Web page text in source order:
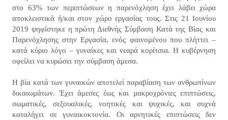
στο 63% των περιπτώσεων η παρενόχληση έχει λάβει χώρα
αποκλειστικά ή/και στον χώρο εργασίας τους. Στις 21 Ιουνίου
2019 ψηφίστηκε η πρώτη Διεθνής Σύμβαση Κατά της Βίας και
Παρενόχλησης στην Εργασία, ενός φαινομένου που πλήττει –
κατά κύριο λόγο – γυναίκες και νεαρά κορίτσια. Η κυβέρνηση
οφείλει να κυρώσει την σύμβαση άμεσα.
Η βία κατά των γυναικών αποτελεί παραβίαση των ανθρωπίνων
δικαιωμάτων. Έχει άμεσες έως και μακροχρόνιες επιπτώσεις,
σωματικές, σεξουαλικές, νοητικές και ψυχικές, και συχνά
καταλήγει σε γυναικοκτονία. Οι αρνητικές επιπτώσεις δεν